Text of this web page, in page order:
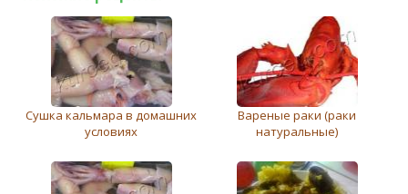
Сушка кальмара в домашних
условиях
Вареные раки (раки
натуральные)